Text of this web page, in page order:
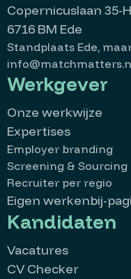
Copernicuslaan 35-H
6716 BM Ede
Standplaats Ede,
Werkgever
Onze werkwijze
Expertises
Employer branding
Screening & Sourcing
Recruiter per regio
Eigen werkenbij-
Kandidaten
Vacatures
CV Checker